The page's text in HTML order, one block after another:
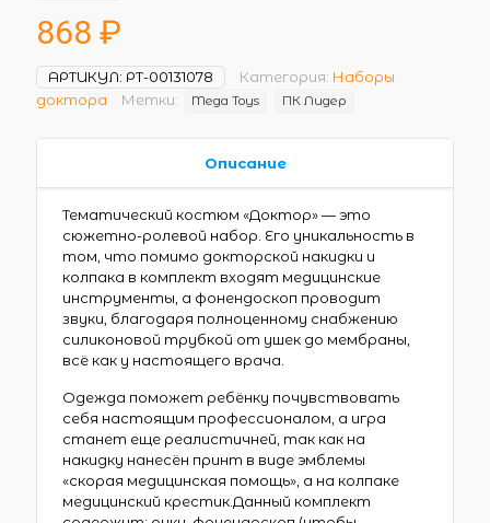
868 ₽
АРТИКУЛ: РТ-00131078 Категория: Наборы
доктора
Метки: Mega Toys ПК Лидер
Описание
Тематический костюм «Доктор» — это
сюжетно-ролевой набор. Его уникальность в
том, что помимо докторской накидки и
колпака в комплект входят медицинские
инструменты, а фонендоскоп проводит
звуки, благодаря полноценному снабжению
силиконовой трубкой от ушек до мембраны,
всё как у настоящего врача.
Одежда поможет ребёнку почувствовать
себя настоящим профессионалом, а игра
станет еще реалистичней, так как на
накидку нанесён принт в виде эмблемы
«скорая медицинская помощь», а на колпаке
медицинский крестик.Данный комплект